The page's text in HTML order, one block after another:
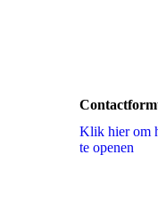
Klik hier om
te openen